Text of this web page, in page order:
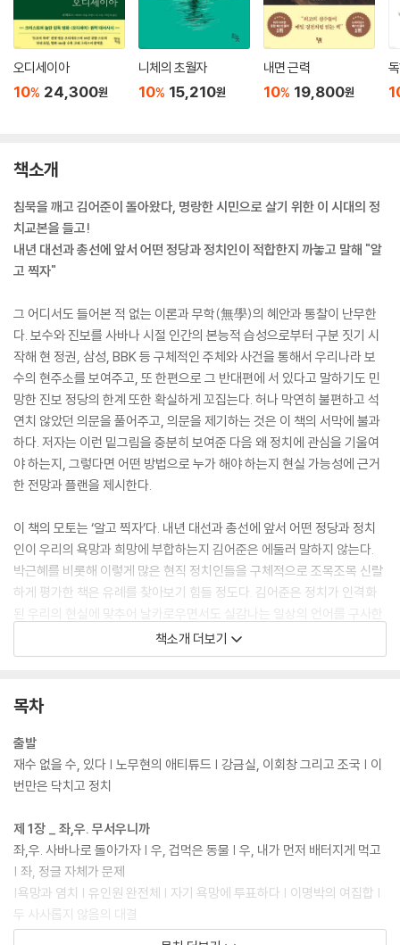
오디세이아
10% 24,300원
니체의 초월자
10% 15,210원
내면 근력
10% 19,800원
책소개
침묵을 깨고 김어준이 돌아왔다, 명랑한 시민으로 살기 위한 이 시대의 정
치교본을 들고!
내년 대선과 총선에 앞서 어떤 정당과 정치인이 적합한지 까놓고 말해 "알
고 찍자"
그 어디서도 들어본 적 없는 이론과 무학(無學)의 혜안과 통찰이 난무한
다. 보수와 진보를 사바나 시절 인간의 본능적 습성으로부터 구분 짓기 시
작해 현 정권, 삼성, BBK 등 구체적인 주체와 사건을 통해서 우리나라 보
수의 현주소를 보여주고, 또 한편으로 그 반대편에 서 있다고 말하기도 민
망한 진보 정당의 한계 또한 확실하게 꼬집는다. 허나 막연히 불편하고 석
연치 않았던 의문을 풀어주고, 의문을 제기하는 것은 이 책의 서막에 불과
하다. 저자는 이런 밑그림을 충분히 보여준 다음 왜 정치에 관심을 기울여
야 하는지, 그렇다면 어떤 방법으로 누가 해야 하는지 현실 가능성에 근거
한 전망과 플랜을 제시한다.
이 책의 모토는 ‘알고 찍자’다. 내년 대선과 총선에 앞서 어떤 정당과 정치
인이 우리의 욕망과 희망에 부합하는지 김어준은 에둘러 말하지 않는다.
박근혜를 비롯해 이렇게 많은 현직 정치인들을 구체적으로 조목조목 신랄
하게 평가한 책은 유례를 찾아보기 힘들 정도다. 김어준은 정치가 인격화
된 우리의 현실에 맞추어 날카로우면서도 실감나는 일상의 언어를 구사한
다. 그 익살스런 입담으로 쏟아내는 적나라한 인물평 속에는 우리가 그 정
치인들을 보면서 어렴풋이 느꼈던 감정을 집어내는 통찰이 있다. 단 몇 마
다. [나는 꼼수다]가 아무도 알려주지 않는 뉴스 속 사건들의 실체를 까발
리고, 단편적으로 보이는 사건을 하나의 큰 그림으로 엮어내면서, 실체에
다가갈수록 커지는 분노를 웃음으로 승화시킨다면 이 책은 자신의 상황과
그동안 기득권을 누려온 보수의 실체를 적나라하게 보여주고, 그 반대편에
있으면서도 대다수 국민들을 대변하지 못한 진보 정당의 한계 또한 여과
없이 보여주는 식이다. 비꼬고 낄낄거리기보다 사뭇 진지한 태도다. 좋은
컨텐츠와 정책을 갖고도 엘리트 의식이 빚어낸 대중 언어의 부재로 대중에
게 다가가지 못하는 진보 정당의 폐부를 후벼 파고, 스스로 노무현 대통령
의 지지자임을 자처하면서 국민참여당에게 괴물의 탄생이라 칭하는 것은,
책소개 더보기
목차
출발
재수 없을 수, 있다 | 노무현의 애티튜드 | 강금실, 이회창 그리고 조국 | 이
번만은 닥치고 정치
제 1장 _ 좌,우. 무서우니까
좌,우. 사바나로 돌아가자 | 우, 겁먹은 동물 | 우, 내가 먼저 배터지게 먹고
| 좌, 정글 자체가 문제
|욕망과 염치 | 유인원 완전체 | 자기 욕망에 투표하다 | 이명박의 여집합 |
두 사사롭지 않음의 대결